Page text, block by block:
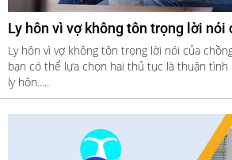
Ly hôn vì vợ không tôn trọng lời nói
Ly hôn vì vợ không tôn trọng lời nói của
bạn có thể lựa chọn hai thủ tục là thuận tình
ly hôn.....